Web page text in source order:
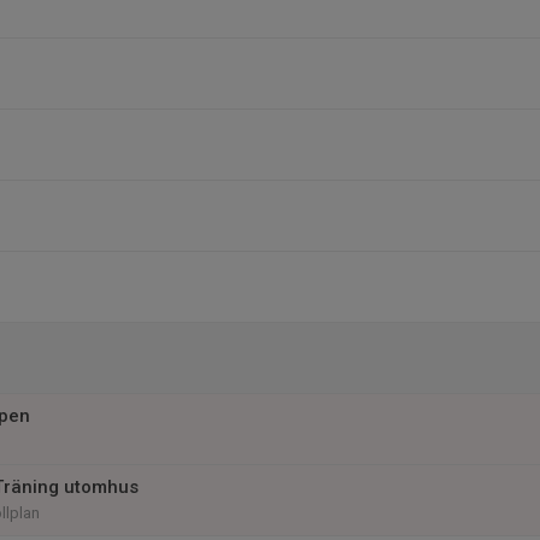
utomhus